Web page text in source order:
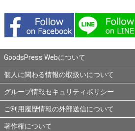
GoodsPress Webについて
個人に関わる情報の取扱いについて
グループ情報セキュリティポリシー
ご利用履歴情報の外部送信について
著作権について